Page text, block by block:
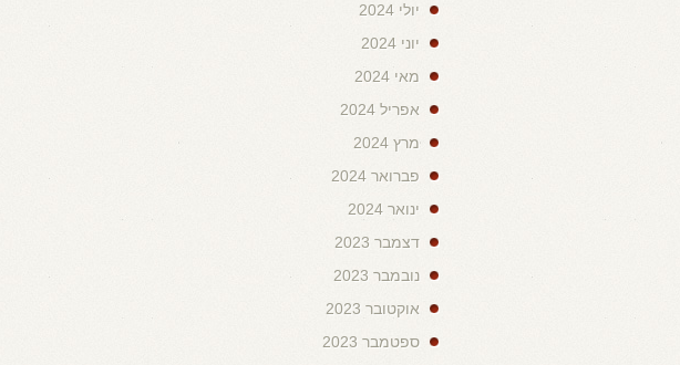
יולי 2024
יוני 2024
מאי 2024
אפריל 2024
מרץ 2024
פברואר 2024
ינואר 2024
דצמבר 2023
נובמבר 2023
אוקטובר 2023
ספטמבר 2023